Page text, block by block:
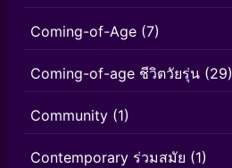
Coming-of-Age (7)
Coming-of-age ชีวิตวัยรุ่น (29)
Community (1)
Contemporary ร่วมสมัย (1)